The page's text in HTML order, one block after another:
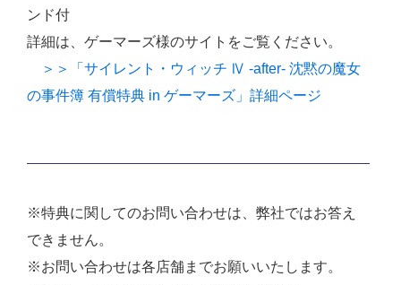
ンド付
詳細は、ゲーマーズ様のサイトをご覧ください。
＞＞「サイレント・ウィッチ Ⅳ -after- 沈黙の魔女
の事件簿 有償特典 in ゲーマーズ」詳細ページ
※特典に関してのお問い合わせは、弊社ではお答え
できません。
※お問い合わせは各店舗までお願いいたします。